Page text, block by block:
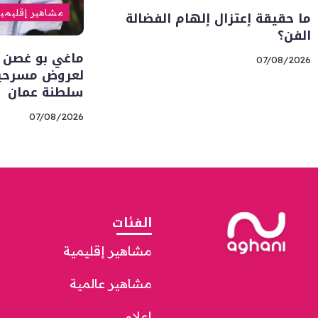
ما حقيقة إعتزال إلهام الفضالة
الفن؟
07/08/2026
مشاهير
ماغي بو
لعروض
سلطنة عمان
07/08/2026
الفئات
مشاهير إقليمية
مشاهير عالمية